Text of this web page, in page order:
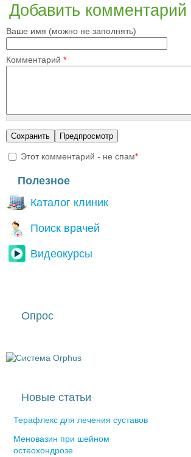
Добавить комментарий
Ваше имя (можно не заполнять)
Комментарий *
Этот комментарий - не спам*
Полезное
Каталог клиник
Поиск врачей
Видеокурсы
Опрос
Новые статьи
Терафлекс для лечения суставов
Меновазин при шейном
остеохондрозе